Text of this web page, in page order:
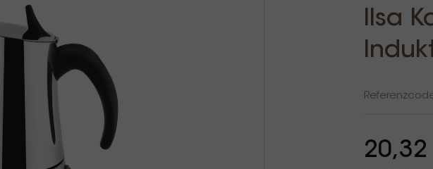
Ilsa
20,32